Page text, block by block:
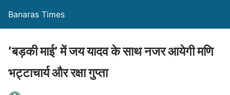
Banaras Times
‘बड़की माई’ में जय यादव के साथ नजर आयेगी मणि
भट्टाचार्य और रक्षा गुप्ता